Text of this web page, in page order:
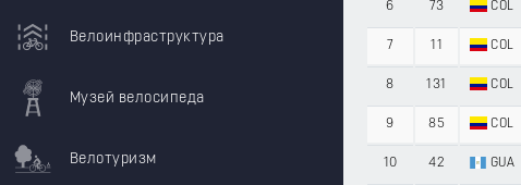
Велоинфраструктура
Музей велосипеда
Велотуризм
6 73 COL
7 11 COL
8 131 COL
9 85 COL
10 42 GUA